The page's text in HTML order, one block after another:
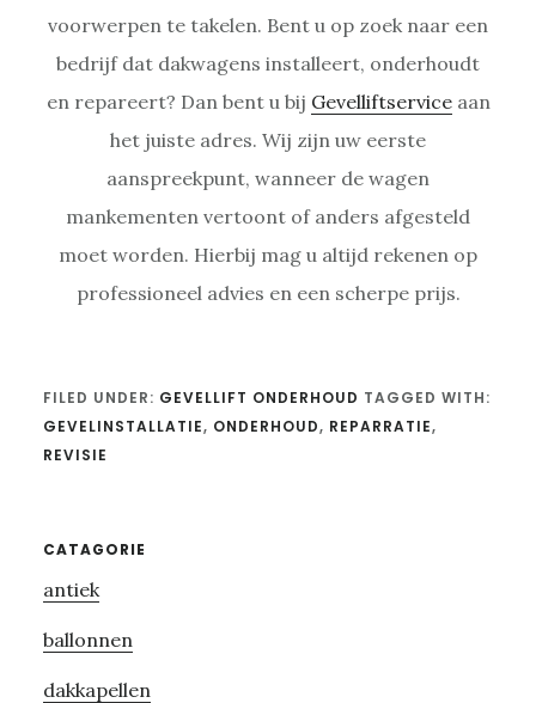
voorwerpen te takelen. Bent u op zoek naar een
bedrijf dat dakwagens installeert, onderhoudt
en repareert? Dan bent u bij Gevelliftserviceaan
het juiste adres. Wij zijn uw eerste
aanspreekpunt, wanneer de wagen
mankementen vertoont of anders afgesteld
moet worden. Hierbij mag u altijd rekenen op
professioneel advies en een scherpe prijs.
FILED UNDER: GEVELLIFT ONDERHOUD TAGGED WITH:
GEVELINSTALLATIE, ONDERHOUD, REPARRATIE,
REVISIE
Primary
Sidebar
CATAGORIE
antiek
ballonnen
dakkapellen